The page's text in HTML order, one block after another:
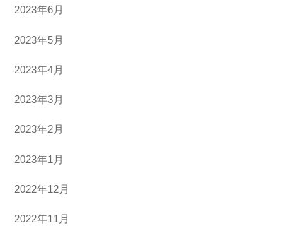
2023年6月
2023年5月
2023年4月
2023年3月
2023年2月
2023年1月
2022年12月
2022年11月